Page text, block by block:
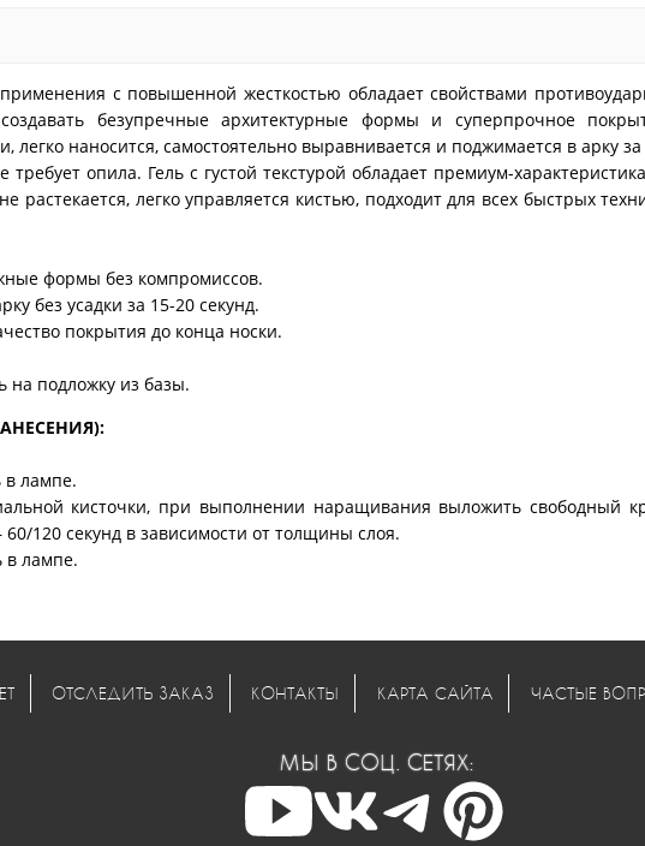
с повышенной жесткостью обладает свойствами
безупречные архитектурные формы и суперпрочное
наносится, самостоятельно выравнивается и поджимается в арку за
опила. Гель с густой текстурой обладает премиум-
растекается, легко управляется кистью, подходит для всех быстрых
формы без компромиссов.
без усадки за 15-20 секунд.
покрытия до конца носки.
на подложку из базы.
в лампе.
кисточки, при выполнении наращивания выложить свободный
120 секунд в зависимости от толщины слоя.
в лампе.
ОТСЛЕДИТЬ ЗАКАЗ КОНТАКТЫ КАРТА САЙТА ЧАСТЫЕ
МЫ В СОЦ. СЕТЯХ: